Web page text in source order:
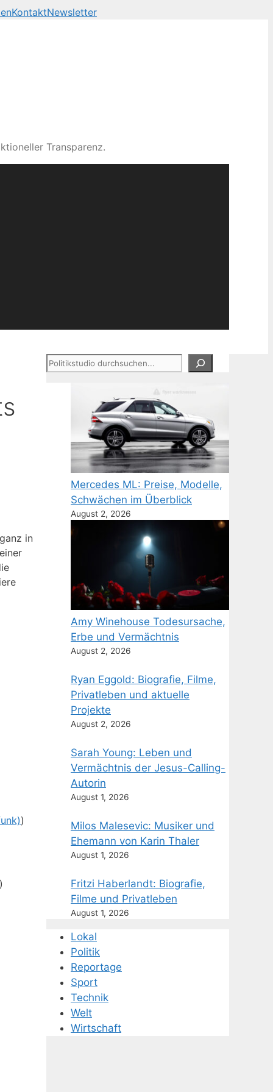
KontaktNewsletter
Transparenz.
in
)
Suchen
Mercedes ML: Preise, Modelle,
Schwächen im Überblick
August 2, 2026
Amy Winehouse Todesursache,
Erbe und Vermächtnis
August 2, 2026
Ryan Eggold: Biografie, Filme,
Privatleben und aktuelle
Projekte
August 2, 2026
Sarah Young: Leben und
Vermächtnis der Jesus-Calling-
Autorin
August 1, 2026
Milos Malesevic: Musiker und
Ehemann von Karin Thaler
August 1, 2026
Fritzi Haberlandt: Biografie,
Filme und Privatleben
August 1, 2026
Lokal
Politik
Reportage
Sport
Technik
Welt
Wirtschaft